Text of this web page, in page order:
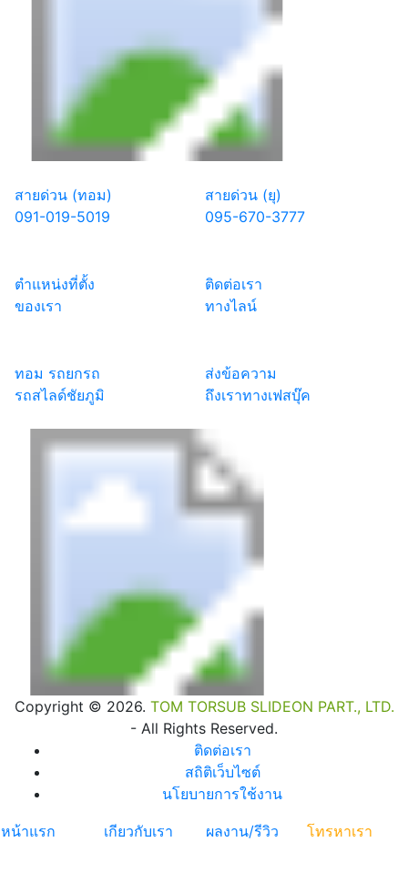
สายด่วน (ทอม)
091-019-5019
สายด่วน (ยุ)
095-670-3777
ตำแหน่งที่ตั้ง
ของเรา
ติดต่อเรา
ทางไลน์
ทอม รถยกรถ
รถสไลด์ชัยภูมิ
ส่งข้อความ
ถึงเราทางเฟสบุ๊ค
Copyright © 2026. TOM TORSUB SLIDEON PART., LTD.
- All Rights Reserved.
ติดต่อเรา
สถิติเว็บไซต์
นโยบายการใช้งาน
หน้าแรก เกียวกับเรา ผลงาน/รีวิว โทรหาเรา